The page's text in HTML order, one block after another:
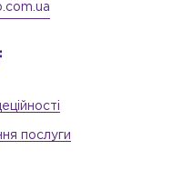
послуги